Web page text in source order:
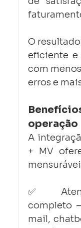
O
eficiente
com
erros e
operação
A
+ MV
✅
completo
mail,